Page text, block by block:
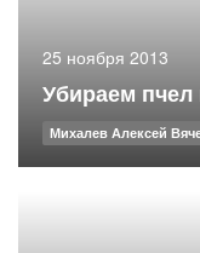
25 ноября 2013
Убираем
Михалев Алексей